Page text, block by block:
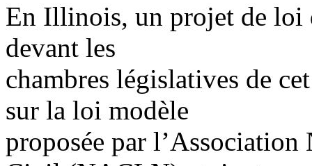
En Illinois, un projet de loi
devant les
chambres législatives de
sur la loi modèle
proposée par